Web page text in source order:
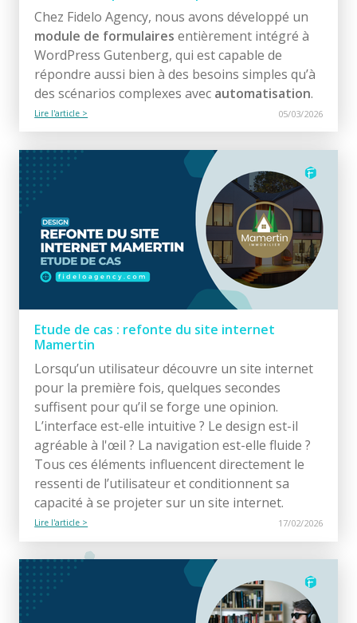
Chez Fidelo Agency, nous avons développé un
module de formulaires entièrement intégré à
WordPress Gutenberg, qui est capable de
répondre aussi bien à des besoins simples qu’à
des scénarios complexes avec automatisation.
Lire l'article > 05/03/2026
Etude de cas : refonte du site internet
Mamertin
Lorsqu’un utilisateur découvre un site internet
pour la première fois, quelques secondes
suffisent pour qu’il se forge une opinion.
L’interface est-elle intuitive ? Le design est-il
agréable à l'œil ? La navigation est-elle fluide ?
Tous ces éléments influencent directement le
ressenti de l’utilisateur et conditionnent sa
capacité à se projeter sur un site internet.
Lire l'article > 17/02/2026